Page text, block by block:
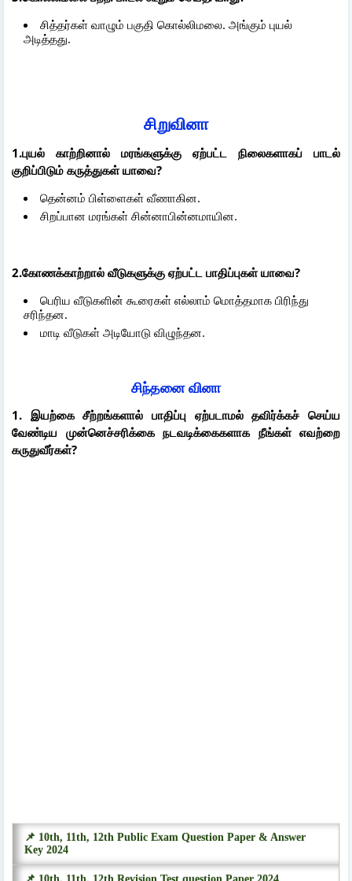
சித்தர்கள் வாழும் பகுதி கொல்லிமலை. அங்கும் புயல்
அடித்தது.
சிறுவினா
1.புயல் காற்றினால் மரங்களுக்கு ஏற்பட்ட நிலைகளாகப் பாடல்
குறிப்பிடும் கருத்துகள் யாவை?
தென்னம் பிள்ளைகள் வீணாகின.
சிறப்பான மரங்கள் சின்னாபின்னமாயின.
2.கோணக்காற்றால் வீடுகளுக்கு ஏற்பட்ட பாதிப்புகள் யாவை?
பெரிய வீடுகளின் கூரைகள் எல்லாம் மொத்தமாக பிரிந்து
சரிந்தன.
மாடி வீடுகள் அடியோடு விழுந்தன.
சிந்தனை வினா
1. இயற்கை சீற்றங்களால் பாதிப்பு ஏற்படாமல் தவிர்க்கச் செய்ய
வேண்டிய முன்னெச்சரிக்கை நடவடிக்கைகளாக நீங்கள் எவற்றை
கருதுவீர்கள்?
📌 10th, 11th, 12th Public Exam Question Paper & Answer
Key 2024